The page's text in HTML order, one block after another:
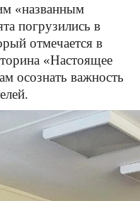
«названным
погрузились в
отмечается в
«Настоящее
осознать важность